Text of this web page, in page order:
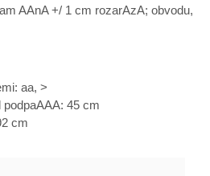
AAnA +/ 1 cm rozarAzA; obvodu,
aa, >
45 cm
cm